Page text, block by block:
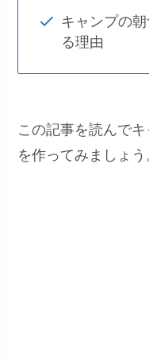
キャンプの
る理由
この記事を読んで
を作ってみましょう